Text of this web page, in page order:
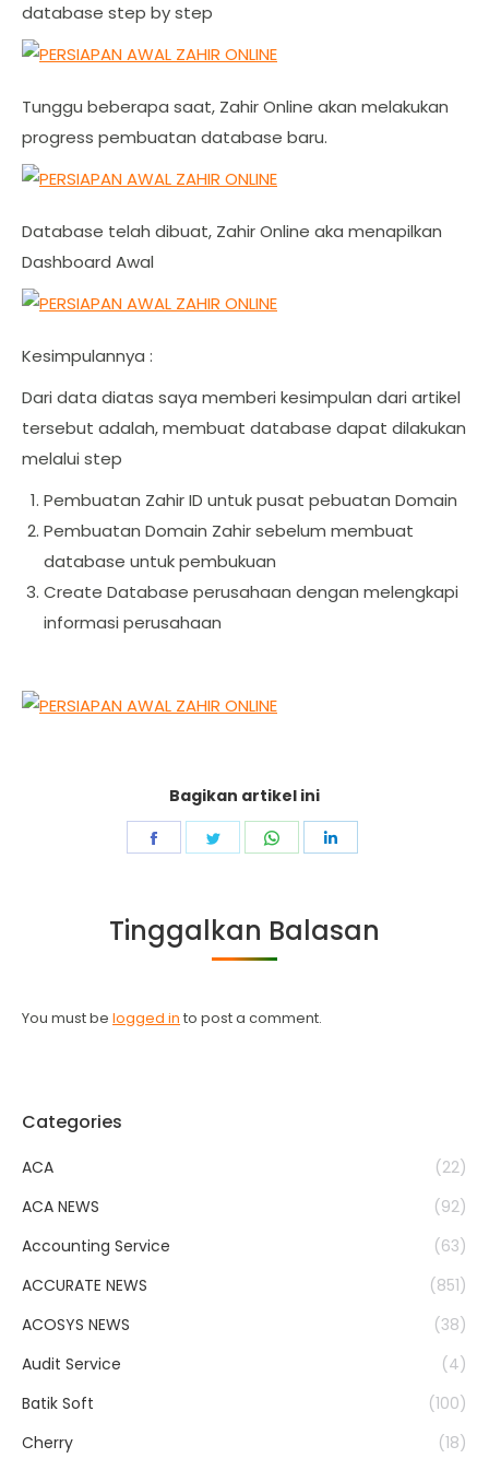
database step by step
Tunggu beberapa saat, Zahir Online akan melakukan
progress pembuatan database baru.
Database telah dibuat, Zahir Online aka menapilkan
Dashboard Awal
Kesimpulannya :
Dari data diatas saya memberi kesimpulan dari artikel
tersebut adalah, membuat database dapat dilakukan
melalui step
Pembuatan Zahir ID untuk pusat pebuatan Domain
Pembuatan Domain Zahir sebelum membuat
database untuk pembukuan
Create Database perusahaan dengan melengkapi
informasi perusahaan
Bagikan artikel ini
Share
Share
Share
Tinggalkan Balasan
You must be logged in to post a comment.
Categories
ACA
(22)
ACA NEWS
(92)
Accounting Service
(63)
ACCURATE NEWS
(851)
ACOSYS NEWS
(38)
Audit Service
(4)
Batik Soft
(100)
Cherry
(18)